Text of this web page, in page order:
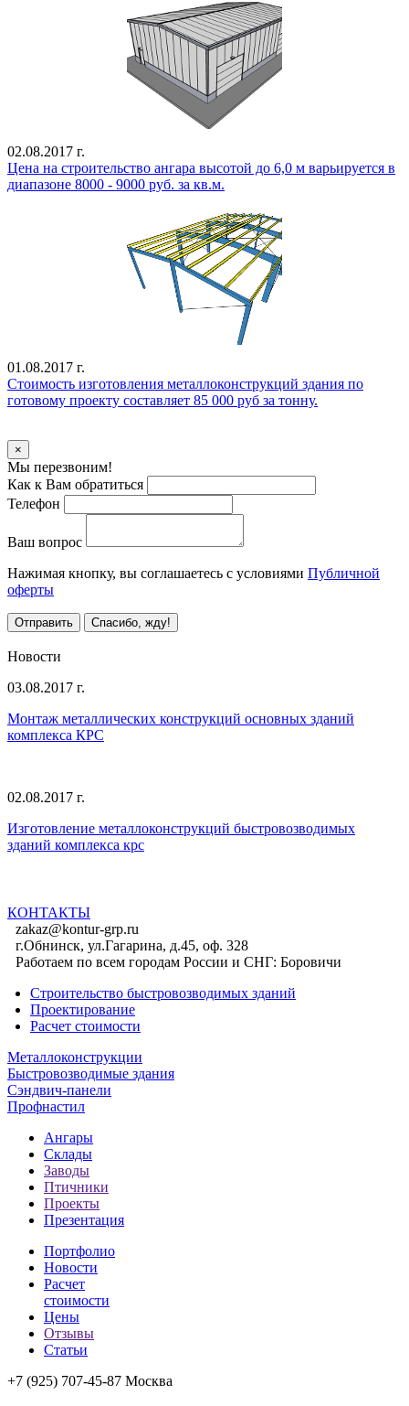
02.08.2017 г.
Цена на строительство ангара высотой до 6,0 м варьируется в
диапазоне 8000 - 9000 руб. за кв.м.
01.08.2017 г.
Стоимость изготовления металлоконструкций здания по
готовому проекту составляет 85 000 руб за тонну.
×
Мы перезвоним!
Как к Вам обратиться
Телефон
Ваш вопрос
Нажимая кнопку, вы соглашаетесь с условиями Публичной
оферты
Отправить Спасибо, жду!
Новости
03.08.2017 г.
Монтаж металлических конструкций основных зданий
комплекса КРС
02.08.2017 г.
Изготовление металлоконструкций быстровозводимых
зданий комплекса крс
КОНТАКТЫ
zakaz@kontur-grp.ru
г.Обнинск, ул.Гагарина, д.45, оф. 328
Работаем по всем городам России и СНГ: Боровичи
Строительство быстровозводимых зданий
Проектирование
Расчет стоимости
Металлоконструкции
Быстровозводимые здания
Сэндвич-панели
Профнастил
Ангары
Склады
Заводы
Птичники
Проекты
Презентация
Портфолио
Новости
Расчет
стоимости
Цены
Отзывы
Статьи
+7 (925) 707-45-87 Москва